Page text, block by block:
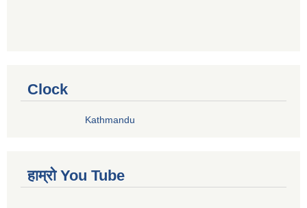
Clock
Kathmandu
हाम्रो You Tube